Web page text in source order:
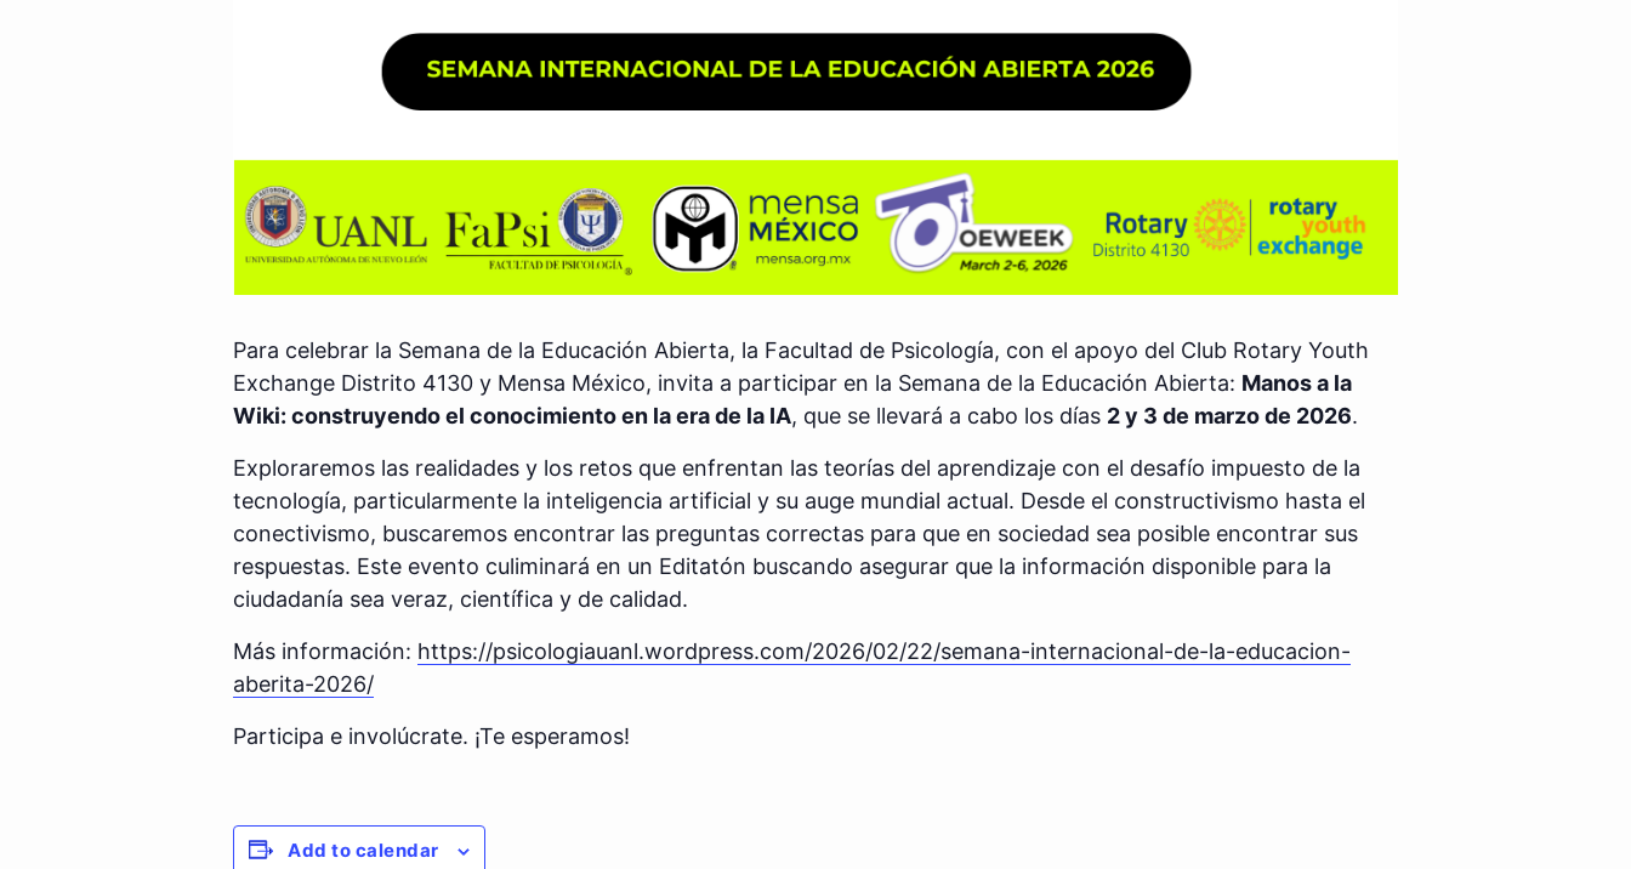
Para celebrar la Semana de la Educación Abierta, la Facultad de Psicología, con el apoyo del Club Rotary Youth
Exchange Distrito 4130 y Mensa México, invita a participar en la Semana de la Educación Abierta: Manos a la
Wiki: construyendo el conocimiento en la era de la IA, que se llevará a cabo los días 2 y 3 de marzo de 2026.
Exploraremos las realidades y los retos que enfrentan las teorías del aprendizaje con el desafío impuesto de la
tecnología, particularmente la inteligencia artificial y su auge mundial actual. Desde el constructivismo hasta el
conectivismo, buscaremos encontrar las preguntas correctas para que en sociedad sea posible encontrar sus
respuestas. Este evento culiminará en un Editatón buscando asegurar que la información disponible para la
ciudadanía sea veraz, científica y de calidad.
Más información: https://psicologiauanl.wordpress.com/2026/02/22/semana-internacional-de-la-educacion-
aberita-2026/
Participa e involúcrate. ¡Te esperamos!
Add to calendar